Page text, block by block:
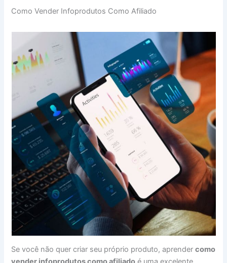
Como Vender Infoprodutos Como Afiliado
Se você não quer criar seu próprio produto, aprendercomo